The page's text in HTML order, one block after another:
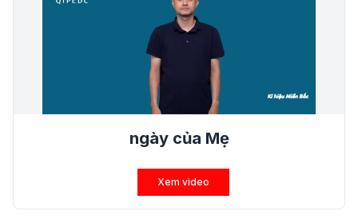
ngày của Mẹ
Xem video